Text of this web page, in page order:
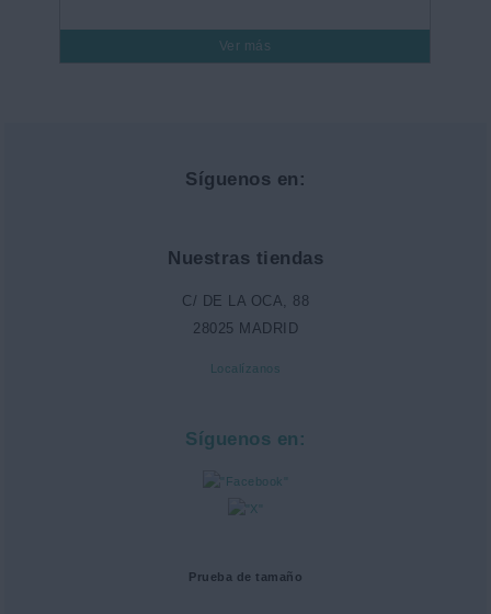
Ver más
Síguenos en:
Nuestras tiendas
C/ DE LA OCA, 88
28025 MADRID
Localízanos
Síguenos en:
Prueba de tamaño